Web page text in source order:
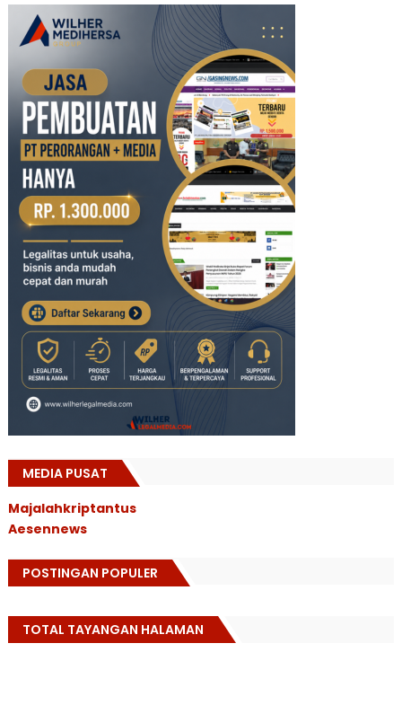
MEDIA PUSAT
Majalahkriptantus
Aesennews
POSTINGAN POPULER
TOTAL TAYANGAN HALAMAN